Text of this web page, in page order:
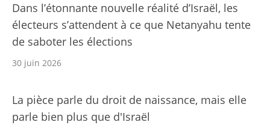
Dans l’étonnante nouvelle réalité d’Israël, les
électeurs s’attendent à ce que Netanyahu tente
de saboter les élections
30 juin 2026
La pièce parle du droit de naissance, mais elle
parle bien plus que d'Israël